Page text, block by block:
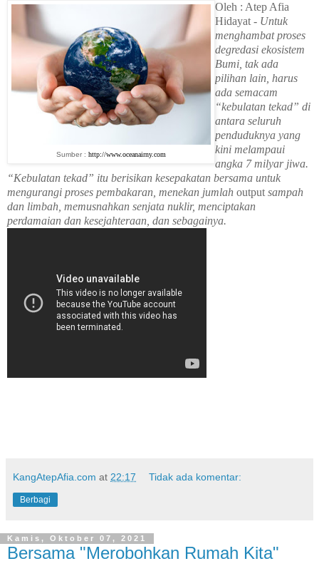
Sumber : http://www.oceanairny.com
Oleh : Atep Afia
Hidayat - Untuk
menghambat proses
degredasi ekosistem
Bumi, tak ada
pilihan lain, harus
ada semacam
“kebulatan tekad” di
antara seluruh
penduduknya yang
kini melampaui
angka 7 milyar jiwa.
“Kebulatan tekad” itu berisikan kesepakatan bersama untuk
mengurangi proses pembakaran, menekan jumlah output sampah
dan limbah, memusnahkan senjata nuklir, menciptakan
perdamaian dan kesejahteraan, dan sebagainya.
KangAtepAfia.com at 22:17 Tidak ada komentar:
Berbagi
Kamis, Oktober 07, 2021
Bersama "Merobohkan Rumah Kita"